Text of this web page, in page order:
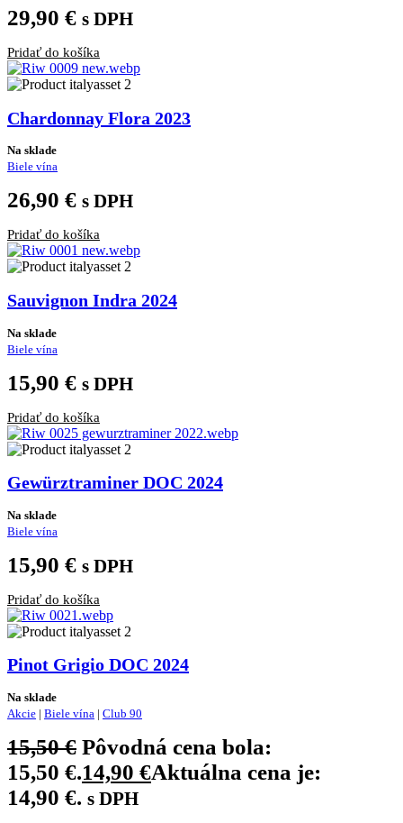
29,90 € s DPH
Pridať do košíka
Chardonnay Flora 2023
Na sklade
Biele vína
26,90 € s DPH
Pridať do košíka
Sauvignon Indra 2024
Na sklade
Biele vína
15,90 € s DPH
Pridať do košíka
Gewürztraminer DOC 2024
Na sklade
Biele vína
15,90 € s DPH
Pridať do košíka
Pinot Grigio DOC 2024
Na sklade
Akcie | Biele vína | Club 90
15,50€ Pôvodná cena bola:
15,50 €.14,90 €Aktuálna cena je:
14,90 €. s DPH